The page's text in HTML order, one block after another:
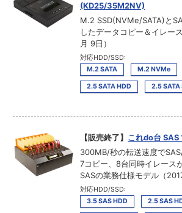
(KD25/35M2NV)
M.2 SSD(NVMe/SATA)と
したデータコピー＆イレー
月 9日）
対応HDD/SSD:
M.2 SATA
M.2 NVMe
2.5 SATA HDD 2.5 SATA
【販売終了】 これdo台
300MB/秒の転送速度で
7コピー、8台同時イレース
SASの業務仕様モデル（
対応HDD/SSD:
3.5 SAS HDD
2.5 SAS